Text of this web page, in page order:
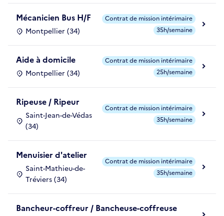
Mécanicien Bus H/F
Montpellier (34)
Contrat de mission intérimaire
35h/semaine
Aide à domicile
Montpellier (34)
Contrat de mission intérimaire
25h/semaine
Ripeuse / Ripeur
Saint-Jean-de-Védas
(34)
Contrat de mission intérimaire
35h/semaine
Menuisier d'atelier
Saint-Mathieu-de-
Tréviers (34)
Contrat de mission intérimaire
35h/semaine
Bancheur-coffreur / Bancheuse-coffreuse